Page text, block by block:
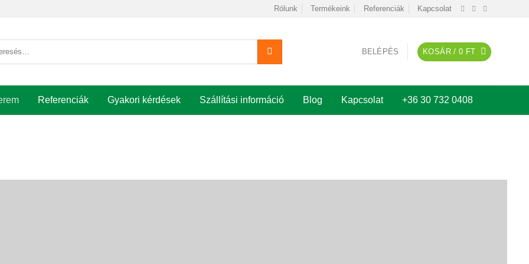
Rólunk Termékeink Referenciák Kapcsolat
BELÉPÉS KOSÁR /0 FT
Referenciák Gyakori kérdések Szállítási információ Blog Kapcsolat +36 30 732 0408